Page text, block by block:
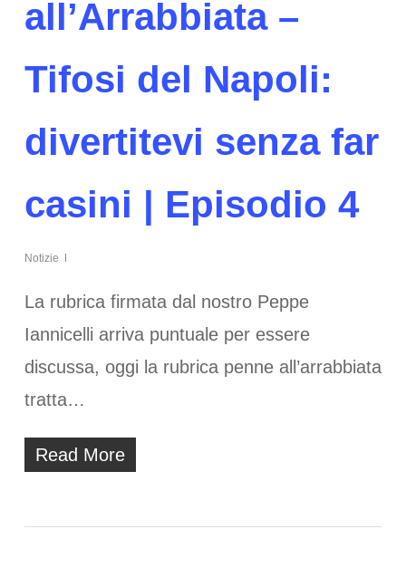
all’Arrabbiata –
Tifosi del Napoli:
divertitevi senza far
casini | Episodio 4
Notizie
La rubrica firmata dal nostro Peppe
Iannicelli arriva puntuale per essere
discussa, oggi la rubrica penne all’arrabbiata
tratta…
Read More